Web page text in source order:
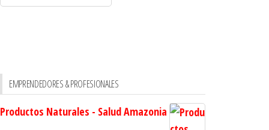
EMPRENDEDORES & PROFESIONALES
Productos Naturales - Salud Amazonia